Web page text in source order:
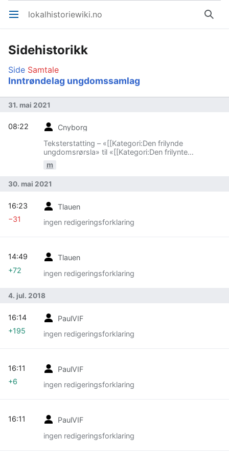
Åpne hovedmenyen lokalhistoriewiki.no Søk
Sidehistorikk
Side Samtale
Inntrøndelag ungdomssamlag
31. mai 2021
Cnyborg
Teksterstatting – «[[Kategori:Den frilynde
ungdomsrørsla» til «[[Kategori:Den frilynte
m
08:22
30. mai 2021
Tlauen
ingen redigeringsforklaring
16:23
−31
Tlauen
ingen redigeringsforklaring
14:49
+72
4. jul. 2018
PaulVIF
ingen redigeringsforklaring
16:14
+195
PaulVIF
ingen redigeringsforklaring
16:11
+6
PaulVIF
ingen redigeringsforklaring
16:11